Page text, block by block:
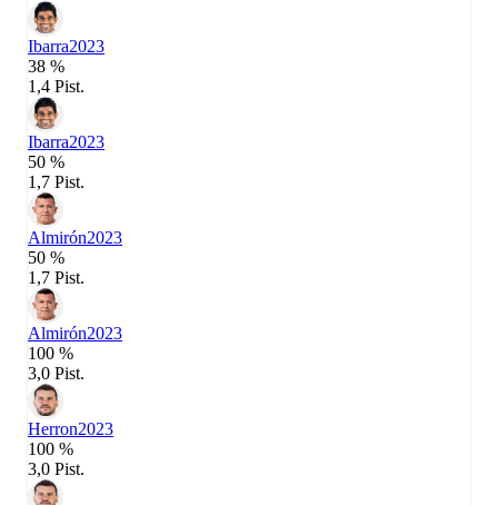
Ibarra2023
38 %
1,4 Pist.
Ibarra2023
50 %
1,7 Pist.
Almirón2023
50 %
1,7 Pist.
Almirón2023
100 %
3,0 Pist.
Herron2023
100 %
3,0 Pist.